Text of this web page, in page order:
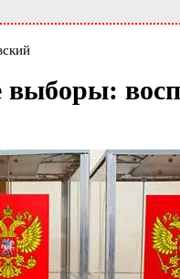
выборы: